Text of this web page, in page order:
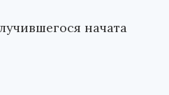
начата